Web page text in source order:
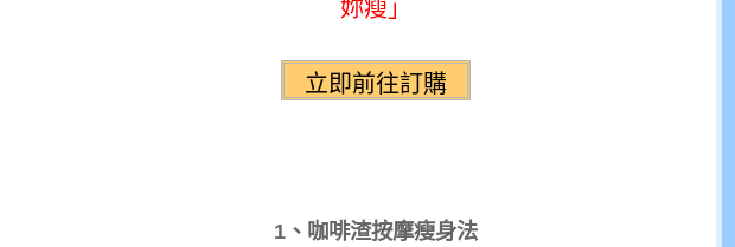
妳瘦」
1、咖啡渣按摩瘦身法